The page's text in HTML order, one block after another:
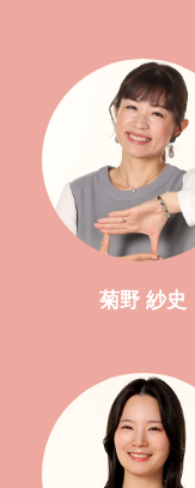
菊野 紗史